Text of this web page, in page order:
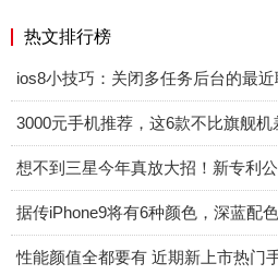
热文排行榜
ios8小技巧：关闭多任务后台的最近
3000元手机推荐，这6款不比旗舰机
想不到三星今年真放大招！新专利
据传iPhone9将有6种颜色，深蓝配
性能颜值全都要有 近期新上市热门